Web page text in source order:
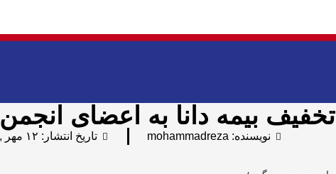
تخفیف بیمه دانا به اعضای
نویسنده: تاریخ انتشار: